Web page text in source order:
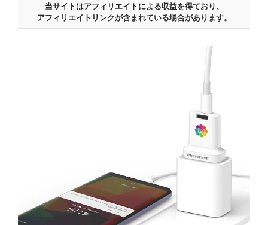
当サイトはアフィリエイトによる収益を得ており、
アフィリエイトリンクが含まれている場合があります。